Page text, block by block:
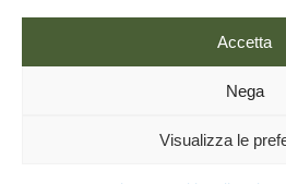
Accetta
Nega
Visualizza le